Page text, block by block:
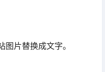
片替换成文字。